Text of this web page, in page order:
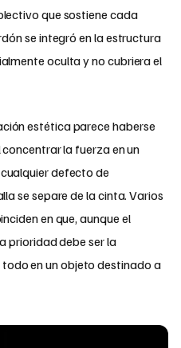
que sostiene cada
se integró en la estructura
oculta y no cubriera el
estética parece haberse
la fuerza en un
defecto de
se separe de la cinta. Varios
en que, aunque el
prioridad debe ser la
todo en un objeto destinado a